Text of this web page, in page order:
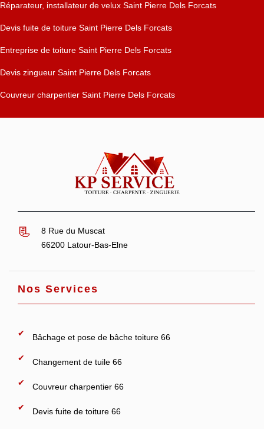
Réparateur, installateur de velux Saint Pierre Dels Forcats
Devis fuite de toiture Saint Pierre Dels Forcats
Entreprise de toiture Saint Pierre Dels Forcats
Devis zingueur Saint Pierre Dels Forcats
Couvreur charpentier Saint Pierre Dels Forcats
8 Rue du Muscat
66200 Latour-Bas-Elne
Nos Services
Bâchage et pose de bâche toiture 66
Changement de tuile 66
Couvreur charpentier 66
Devis fuite de toiture 66